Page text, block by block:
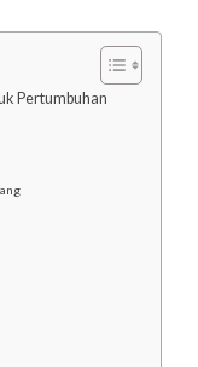
Pertumbuhan